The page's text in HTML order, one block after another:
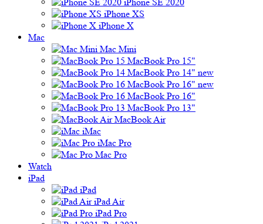
iPhone XS
iPhone X
Mac
Mac Mini
MacBook Pro 15"
MacBook Pro 14" new
MacBook Pro 16" new
MacBook Pro 16"
MacBook Pro 13"
MacBook Air
iMac
iMac Pro
Mac Pro
Watch
iPad
iPad
iPad Air
iPad Pro